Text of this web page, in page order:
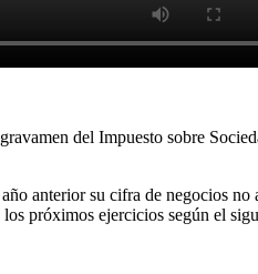
del Impuesto sobre
anterior su cifra de negocios
próximos ejercicios según el